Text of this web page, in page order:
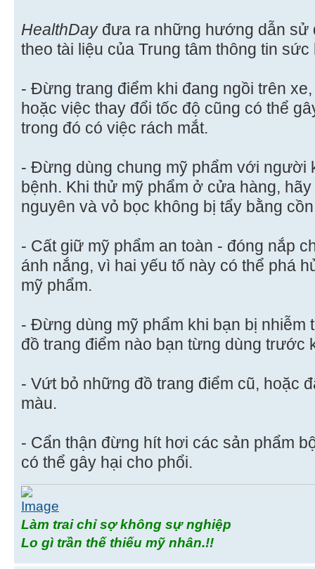
HealthDayđưa ra những hướng dẫn sử
theo tài liệu của Trung tâm thông tin
- Đừng trang điểm khi đang ngồi trên
hoặc việc thay đổi tốc độ cũng có thể
trong đó có việc rách mắt.
- Đừng dùng chung mỹ phẩm với người
bệnh. Khi thử mỹ phẩm ở cửa hàng,
nguyên và vỏ bọc không bị tẩy bằng
- Cất giữ mỹ phẩm an toàn - đóng nắp
ánh nắng, vì hai yếu tố này có thể phá
mỹ phẩm.
- Đừng dùng mỹ phẩm khi bạn bị nhiễm
đồ trang điểm nào bạn từng dùng trước
- Vứt bỏ những đồ trang điểm cũ, hoặc
màu.
- Cẩn thận đừng hít hơi các sản phẩm
có thể gây hại cho phổi.
Làm trai chỉ sợ không sự nghiệp
Lo gì trần thế thiếu mỹ nhân.!!